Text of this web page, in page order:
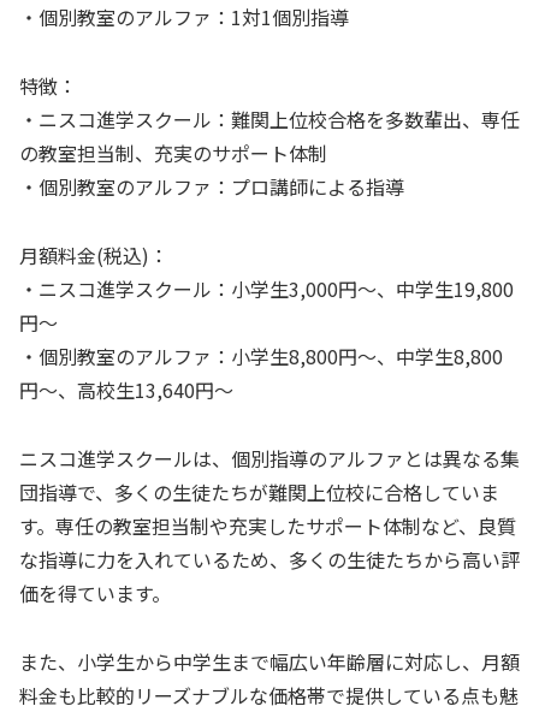
・個別教室のアルファ：1対1個別指導
特徴：
・ニスコ進学スクール：難関上位校合格を多数輩出、専任
の教室担当制、充実のサポート体制
・個別教室のアルファ：プロ講師による指導
月額料金(税込)：
・ニスコ進学スクール：小学生3,000円～、中学生19,800
円～
・個別教室のアルファ：小学生8,800円～、中学生8,800
円～、高校生13,640円～
ニスコ進学スクールは、個別指導のアルファとは異なる集
団指導で、多くの生徒たちが難関上位校に合格していま
す。専任の教室担当制や充実したサポート体制など、良質
な指導に力を入れているため、多くの生徒たちから高い評
価を得ています。
また、小学生から中学生まで幅広い年齢層に対応し、月額
料金も比較的リーズナブルな価格帯で提供している点も魅